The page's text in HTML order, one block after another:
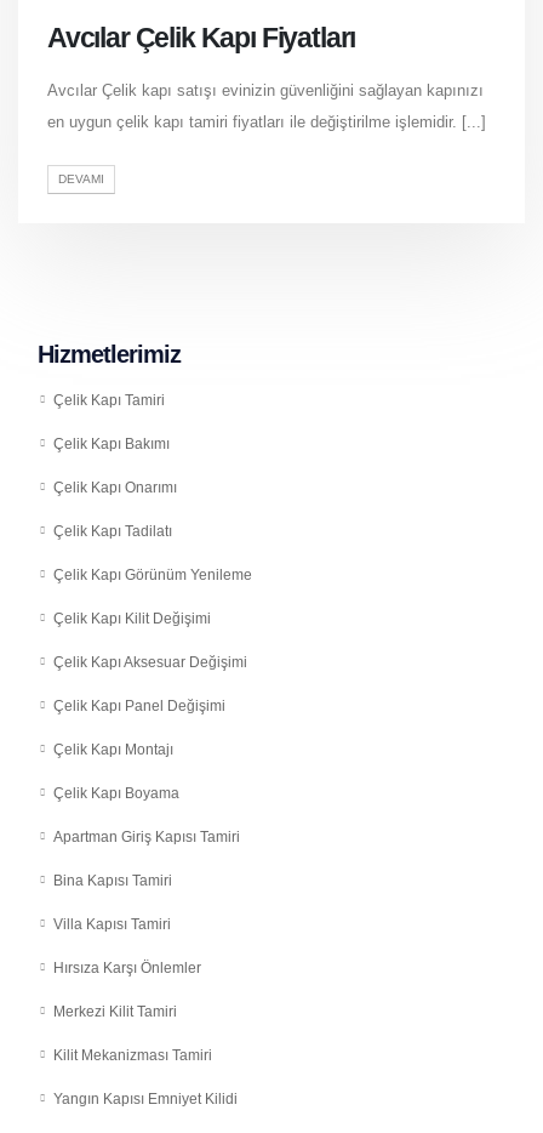
Avcılar Çelik Kapı Fiyatları
Avcılar Çelik kapı satışı evinizin güvenliğini sağlayan kapınızı
en uygun çelik kapı tamiri fiyatları ile değiştirilme işlemidir. [...]
DEVAMI
Hizmetlerimiz
Çelik Kapı Tamiri
Çelik Kapı Bakımı
Çelik Kapı Onarımı
Çelik Kapı Tadilatı
Çelik Kapı Görünüm Yenileme
Çelik Kapı Kilit Değişimi
Çelik Kapı Aksesuar Değişimi
Çelik Kapı Panel Değişimi
Çelik Kapı Montajı
Çelik Kapı Boyama
Apartman Giriş Kapısı Tamiri
Bina Kapısı Tamiri
Villa Kapısı Tamiri
Hırsıza Karşı Önlemler
Merkezi Kilit Tamiri
Kilit Mekanizması Tamiri
Yangın Kapısı Emniyet Kilidi